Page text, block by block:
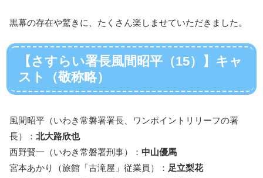
黒幕の存在や驚きに、たくさん楽しませていただきました。
【さすらい署長風間昭平（15）】キャ
スト（敬称略）
風間昭平（いわき常磐署署長、ワンポイントリリーフの署
長）： 北大路欣也
西野賢一（いわき常磐署刑事）： 中山優馬
宮本あかり（旅館「古滝屋」従業員）： 足立梨花